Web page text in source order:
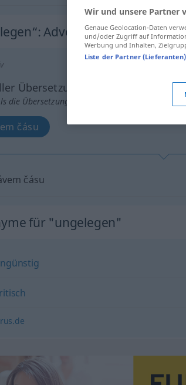
: Adverb
Übersetzungen
die Übersetzung anklicken/antippen)
čásu
čásu
für "ungelegen"
Wir und unsere Partner
Genaue Geolocation-Daten
und/oder Zugriff auf
Werbung und Inhalten,
Liste der Partner (Lieferanten)